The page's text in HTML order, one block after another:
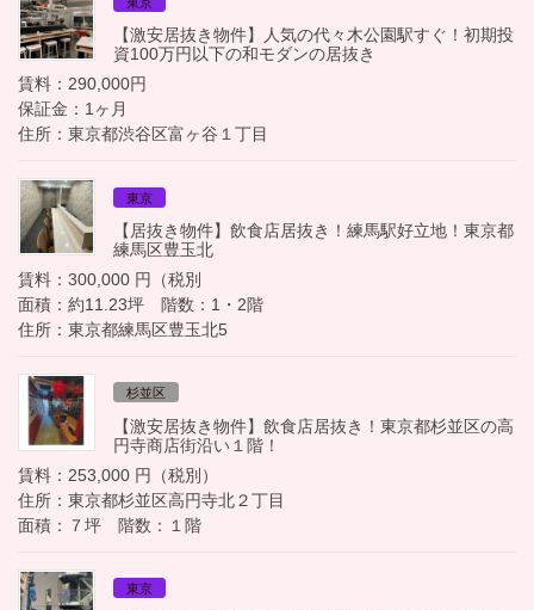
【激安居抜き物件】人気の代々木公園駅すぐ！初期投
資100万円以下の和モダンの居抜き
賃料：290,000円
保証金：1ヶ月
住所：東京都渋谷区富ヶ谷１丁目
東京
【居抜き物件】飲食店居抜き！練馬駅好立地！東京都
練馬区豊玉北
賃料：300,000 円（税別
面積：約11.23坪 階数：1・2階
住所：東京都練馬区豊玉北5
杉並区
【激安居抜き物件】飲食店居抜き！東京都杉並区の高
円寺商店街沿い１階！
賃料：253,000 円（税別）
住所：東京都杉並区高円寺北２丁目
面積：７坪 階数：１階
東京